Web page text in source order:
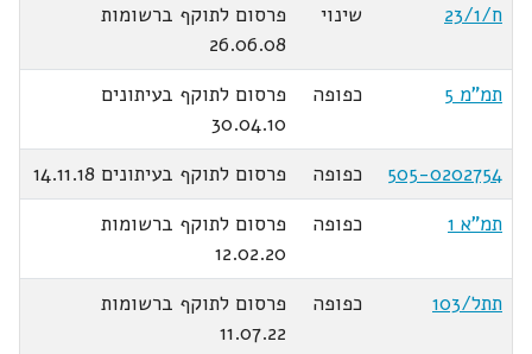
ח/23/1
שינוי
פרסום לתוקף ברשומות
26.06.08
תמ"מ 5
כפופה
פרסום לתוקף בעיתונים
30.04.10
505-0202754
כפופה
פרסום לתוקף בעיתונים 14.11.18
תמ"א 1
כפופה
פרסום לתוקף ברשומות
12.02.20
תתל/103
כפופה
פרסום לתוקף ברשומות
11.07.22